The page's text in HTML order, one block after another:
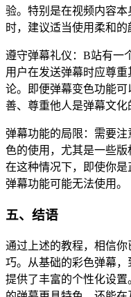
验。特别是在视频内容
时，建议适当使用柔和的
遵守弹幕礼仪：B站有一
用户在发送弹幕时应尊
论。即便弹幕变色功能
善、尊重他人是弹幕文化
弹幕功能的局限：需要
色的使用，尤其是一些版
在这种情况下，即使你
弹幕功能可能无法使用。
五、结语
通过上述的教程，相信
巧。从基础的彩色弹幕
提供了丰富的个性化设